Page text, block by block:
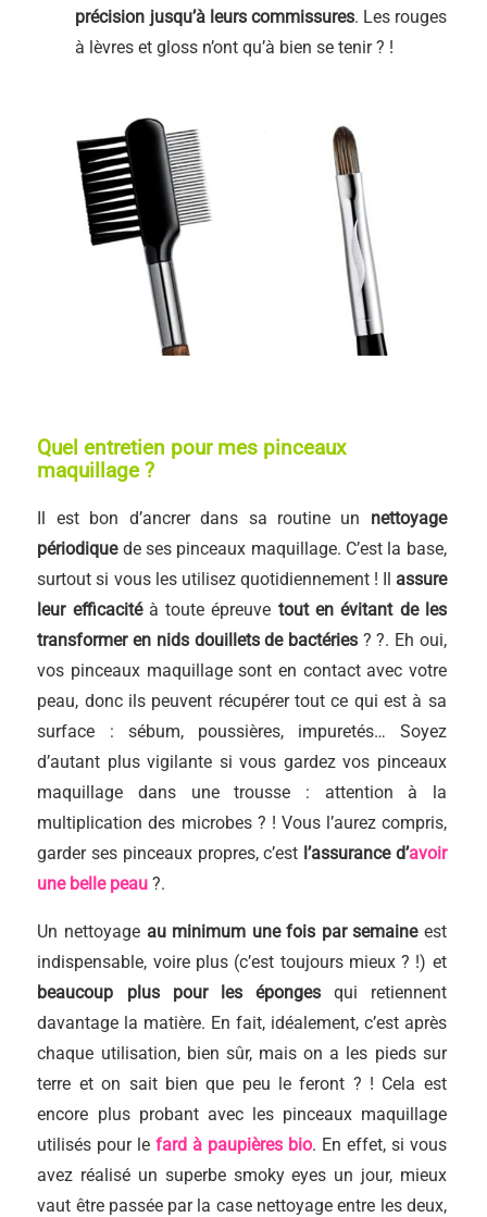
précision jusqu’à leurs commissures. Les rouges
à lèvres et gloss n’ont qu’à bien se tenir ? !
Quel entretien pour mes pinceaux
maquillage ?
Il est bon d’ancrer dans sa routine un nettoyage
périodiquede ses pinceaux maquillage. C’est la base,
surtout si vous les utilisez quotidiennement ! Il assure
leur efficacitéà toute épreuve tout en évitant de les
transformer en nids douillets de bactéries? ?. Eh oui,
vos pinceaux maquillage sont en contact avec votre
peau, donc ils peuvent récupérer tout ce qui est à sa
surface : sébum, poussières, impuretés… Soyez
d’autant plus vigilante si vous gardez vos pinceaux
maquillage dans une trousse : attention à la
multiplication des microbes ? ! Vous l’aurez compris,
garder ses pinceaux propres, c’est l’assurance d’avoir
une belle peau ?.
Un nettoyage au minimum une fois par semaineest
indispensable, voire plus (c’est toujours mieux ? !) et
beaucoup plus pour les épongesqui retiennent
davantage la matière. En fait, idéalement, c’est après
chaque utilisation, bien sûr, mais on a les pieds sur
terre et on sait bien que peu le feront ? ! Cela est
encore plus probant avec les pinceaux maquillage
utilisés pour lefard à paupières bio. En effet, si vous
avez réalisé un superbe smoky eyes un jour, mieux
vaut être passée par la case nettoyage entre les deux,